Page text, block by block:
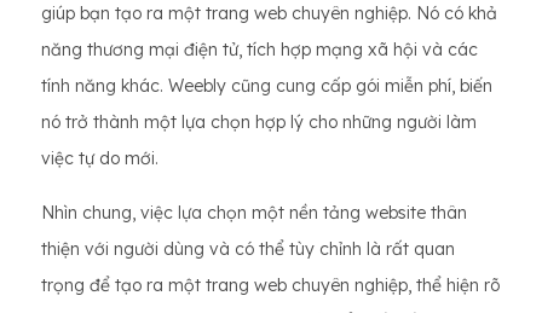
giúp bạn tạo ra một trang web chuyên nghiệp. Nó có khả
năng thương mại điện tử, tích hợp mạng xã hội và các
tính năng khác. Weebly cũng cung cấp gói miễn phí, biến
nó trở thành một lựa chọn hợp lý cho những người làm
việc tự do mới.
Nhìn chung, việc lựa chọn một nền tảng website thân
thiện với người dùng và có thể tùy chỉnh là rất quan
trọng để tạo ra một trang web chuyên nghiệp, thể hiện rõ